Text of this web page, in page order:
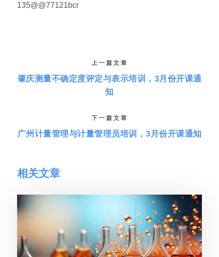
135@@77121bcr
上一篇文章
肇庆测量不确定度评定与表示培训，3月份开课通
知
下一篇文章
广州计量管理与计量管理员培训，3月份开课通知
相关文章